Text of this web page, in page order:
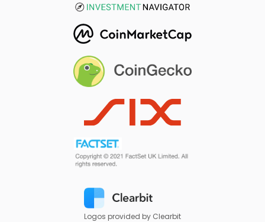
Logos provided by Clearbit